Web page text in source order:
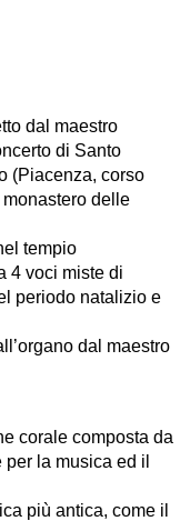
dal maestro
di Santo
(Piacenza, corso
delle
tempio
4 voci miste di
periodo natalizio e
dal maestro
corale composta da
la musica ed il
più antica, come il